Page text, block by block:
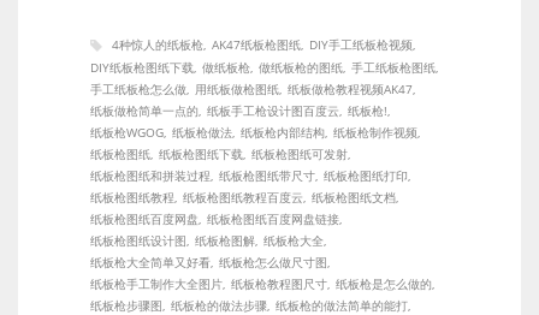
4种惊人的纸板枪 AK47纸板枪图纸 DIY手工纸板枪视频
DIY纸板枪图纸下载 做纸板枪 做纸板枪的图纸 手工纸板枪图纸
手工纸板枪怎么做 用纸板做枪图纸 纸板做枪教程视频AK47
纸板做枪简单一点的 纸板手工枪设计图百度云 纸板枪!
纸板枪WGOG 纸板枪做法 纸板枪内部结构 纸板枪制作视频
纸板枪图纸 纸板枪图纸下载 纸板枪图纸可发射
纸板枪图纸和拼装过程 纸板枪图纸带尺寸 纸板枪图纸打印
纸板枪图纸教程 纸板枪图纸教程百度云 纸板枪图纸文档
纸板枪图纸百度网盘 纸板枪图纸百度网盘链接
纸板枪图纸设计图 纸板枪图解 纸板枪大全
纸板枪大全简单又好看 纸板枪怎么做尺寸图
纸板枪手工制作大全图片 纸板枪教程图尺寸 纸板枪是怎么做的
纸板枪步骤图 纸板枪的做法步骤 纸板枪的做法简单的能打